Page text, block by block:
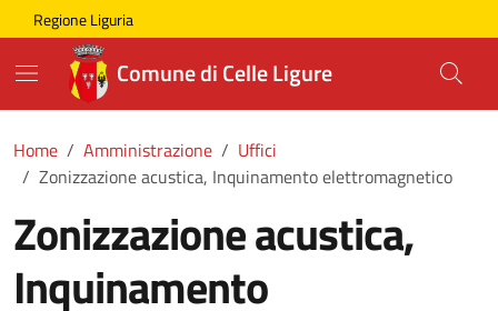
Skip to main content
Comune di Celle Ligure
Regione Liguria
Comune di Celle Ligure
Home Amministrazione
Uffici
Zonizzazione acustica, Inquinamento elettromagnetico
Zonizzazione acustica,
Inquinamento